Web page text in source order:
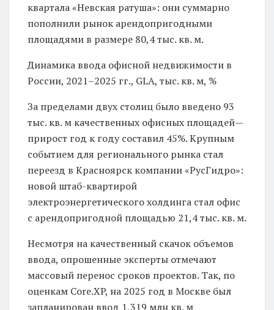
квартала «Невская ратуша»: они суммарно
пополнили рынок арендопригодными
площадями в размере 80,4 тыс. кв. м.
Динамика ввода офисной недвижимости в
России, 2021–2025 гг., GLA, тыс. кв. м, %
За пределами двух столиц было введено 93
тыс. кв. м качественных офисных площадей—
прирост год к году составил 45%. Крупным
событием для регионального рынка стал
переезд в Красноярск компании «РусГидро»:
новой штаб-квартирой
электроэнергетического холдинга стал офис
с арендопригодной площадью 21,4 тыс. кв. м.
Несмотря на качественный скачок объемов
ввода, опрошенные эксперты отмечают
массовый перенос сроков проектов. Так, по
оценкам Core.XP, на 2025 год в Москве был
запланирован ввод 1,319 млн кв. м